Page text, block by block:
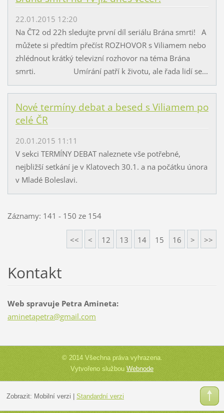
22.01.2015 12:20
Na ČT2 od 22h sledujte první díl seriálu Brána smrti! A
můžete si předtím přečíst ROZHOVOR s Viliamem nebo
zhlédnout krátký televizní rozhovor na téma Brána
smrti. Umírání patří k životu, ale řada lidí se...
Nové termíny debat a besed s Viliamem po
celé ČR
20.01.2015 11:11
V sekci TERMÍNY DEBAT naleznete vše potřebné,
nejbližší setkání je v Klatovech 30.1. a na počátku února
v Mladé Boleslavi.
Záznamy: 141 - 150 ze 154
<< < 12 13 14 15 16 > >>
Kontakt
Web spravuje Petra Amineta:
aminetapetra@gmail.com
© 2014 Všechna práva vyhrazena.
Vytvořeno službouWebnode
Zobrazit: Mobilní verzi Standardní verzi